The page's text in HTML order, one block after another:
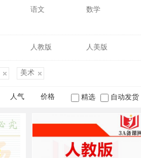
语文
数学
人教版 人美版
美术
人气 价格 精选 自动发货